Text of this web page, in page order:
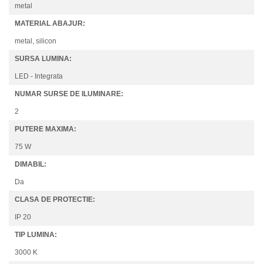
metal
MATERIAL ABAJUR:
metal, silicon
SURSA LUMINA:
LED - Integrata
NUMAR SURSE DE ILUMINARE:
2
PUTERE MAXIMA:
75 W
DIMABIL:
Da
CLASA DE PROTECTIE:
IP 20
TIP LUMINA:
3000 K